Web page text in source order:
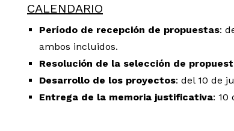
CALENDARIO
Período de recepción de propuestas:
ambos incluidos.
Resolución de la selección de
Desarrollo de los proyectos: del 10 de
Entrega de la memoria justificativa: 10